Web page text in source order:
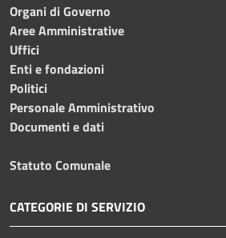
Organi di Governo
Aree Amministrative
Uffici
Enti e fondazioni
Politici
Personale Amministrativo
Documenti e dati
Statuto Comunale
CATEGORIE DI SERVIZIO